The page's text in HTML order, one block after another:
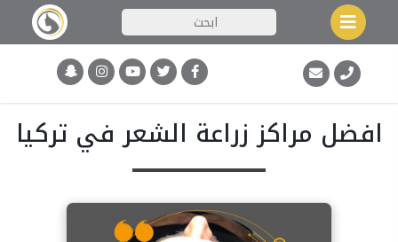
افضل مراكز زراعة الشعر في تركيا